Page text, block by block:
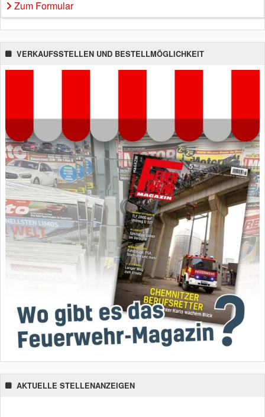
Zum Formular
VERKAUFSSTELLEN UND BESTELLMÖGLICHKEIT
AKTUELLE STELLENANZEIGEN